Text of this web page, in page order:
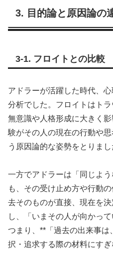
3. 目的論と原因論の
3-1. フロイトとの比較
アドラーが活躍した時代、
分析でした。フロイトはト
無意識や人格形成に大きく
験がその人の現在の行動や
う原因論的な姿勢をとりまし
一方でアドラーは「同じよ
も、その受け止め方や行動
去そのものが直接、現在を
し、「いまその人が向かっ
つまり、**「過去の出来事
択・追求する際の材料にすぎ